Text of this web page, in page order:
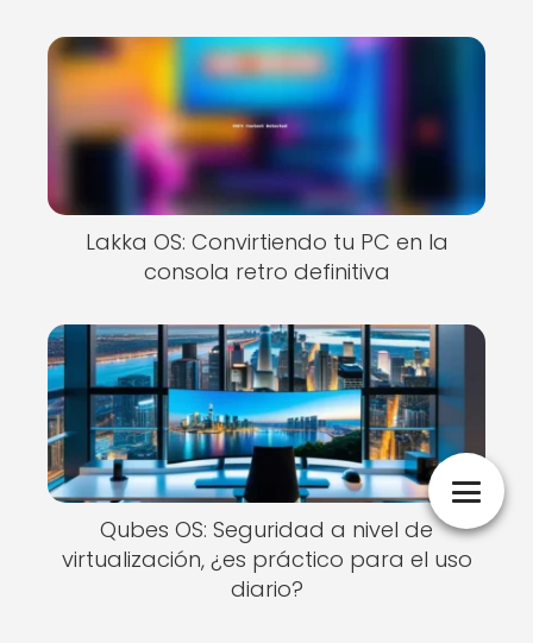
Lakka OS: Convirtiendo tu PC en la
consola retro definitiva
Qubes OS: Seguridad a nivel de
virtualización, ¿es práctico para el uso
diario?